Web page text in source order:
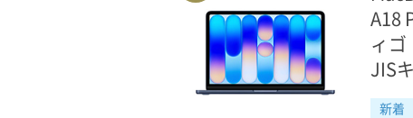
A18
ィ
JIS
新着